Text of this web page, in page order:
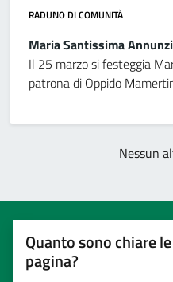
RADUNO DI COMUNITÀ
Maria Santissima
Il 25 marzo si festeggia
patrona di Oppido
Nessun
Quanto sono chiare
pagina?